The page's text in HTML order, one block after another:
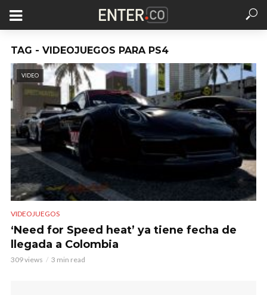
TAG - VIDEOJUEGOS PARA PS4
VIDEO
VIDEOJUEGOS
‘Need for Speed heat’ ya tiene fecha de
llegada a Colombia
309 views 3 min read